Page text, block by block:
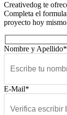
Creativedog te
Completa el
proyecto hoy
Nombre y Apellido*
E-Mail*